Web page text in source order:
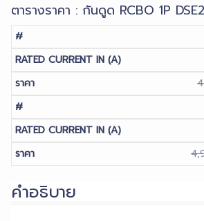
ตารางราคา : กันดูด RCBO 1P
คำอธิบาย